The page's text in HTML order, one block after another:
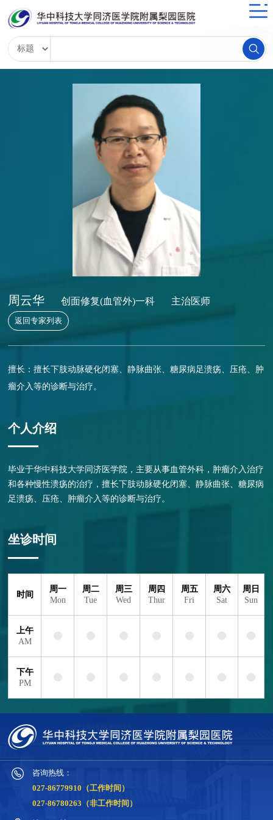
周云华 创面修复(血管外)一科 主治医师
返回专家列表
擅长：擅长下肢动脉硬化闭塞、静脉曲张、糖尿病足溃疡、压疮、肿
瘤介入等的诊断与治疗。
个人介绍
毕业于华中科技大学同济医学院，主要从事血管外科，肿瘤介入治疗
和各种慢性溃疡的治疗，擅长下肢动脉硬化闭塞、静脉曲张、糖尿病
足溃疡、压疮、肿瘤介入等的诊断与治疗。
坐诊时间
时间
周一
Mon
周二
Tue
周三
Wed
周四
Thur
周五
Fri
周六
Sat
周日
Sun
上午
AM
下午
PM
咨询热线：
027-86779910（工作时间）
027-86780263（非工作时间）